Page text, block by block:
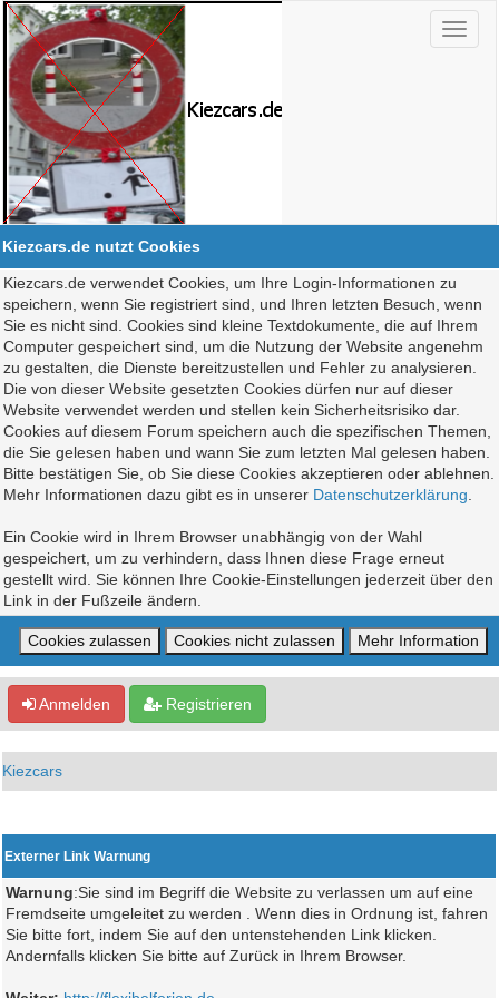
Kiezcars.de nutzt Cookies
Kiezcars.de verwendet Cookies, um Ihre Login-Informationen zu
speichern, wenn Sie registriert sind, und Ihren letzten Besuch, wenn
Sie es nicht sind. Cookies sind kleine Textdokumente, die auf Ihrem
Computer gespeichert sind, um die Nutzung der Website angenehm
zu gestalten, die Dienste bereitzustellen und Fehler zu analysieren.
Die von dieser Website gesetzten Cookies dürfen nur auf dieser
Website verwendet werden und stellen kein Sicherheitsrisiko dar.
Cookies auf diesem Forum speichern auch die spezifischen Themen,
die Sie gelesen haben und wann Sie zum letzten Mal gelesen haben.
Bitte bestätigen Sie, ob Sie diese Cookies akzeptieren oder ablehnen.
Mehr Informationen dazu gibt es in unserer Datenschutzerklärung
Ein Cookie wird in Ihrem Browser unabhängig von der Wahl
gespeichert, um zu verhindern, dass Ihnen diese Frage erneut
gestellt wird. Sie können Ihre Cookie-Einstellungen jederzeit über den
Link in der Fußzeile ändern.
Anmelden Registrieren
Kiezcars
Externer Link Warnung
Warnung:Sie sind im Begriff die Website zu verlassen um auf eine
Fremdseite umgeleitet zu werden . Wenn dies in Ordnung ist, fahren
Sie bitte fort, indem Sie auf den untenstehenden Link klicken.
Andernfalls klicken Sie bitte auf Zurück in Ihrem Browser.